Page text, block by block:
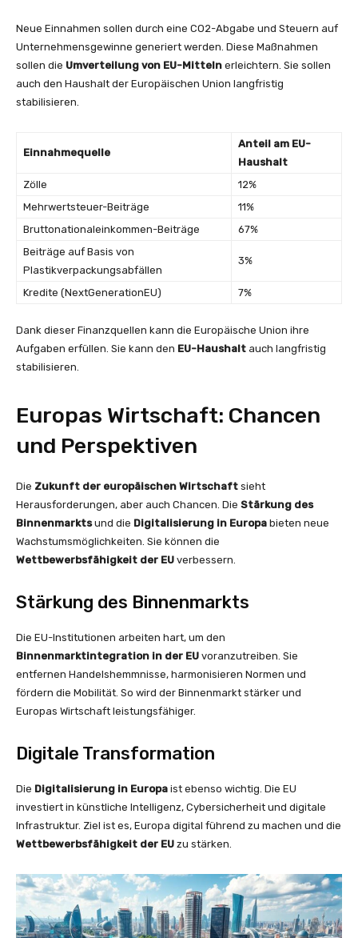
Neue Einnahmen sollen durch eine CO2-Abgabe und Steuern auf
Unternehmensgewinne generiert werden. Diese Maßnahmen
sollen die Umverteilung von EU-Mitteln erleichtern. Sie sollen
auch den Haushalt der Europäischen Union langfristig
stabilisieren.
Einnahmequelle
Anteil am EU-
Haushalt
Zölle
12%
Mehrwertsteuer-Beiträge
11%
Bruttonationaleinkommen-Beiträge
67%
Beiträge auf Basis von
Plastikverpackungsabfällen
3%
Kredite (NextGenerationEU) 7%
Dank dieser Finanzquellen kann die Europäische Union ihre
Aufgaben erfüllen. Sie kann den EU-Haushalt auch langfristig
stabilisieren.
Europas Wirtschaft: Chancen
und Perspektiven
Die Zukunft der europäischen Wirtschaft sieht
Herausforderungen, aber auch Chancen. Die Stärkung des
Binnenmarktsund die Digitalisierung in Europa bieten neue
Wachstumsmöglichkeiten. Sie können die
Wettbewerbsfähigkeit der EU verbessern.
Stärkung des Binnenmarkts
Die EU-Institutionen arbeiten hart, um den
Binnenmarktintegration in der EU voranzutreiben. Sie
entfernen Handelshemmnisse, harmonisieren Normen und
fördern die Mobilität. So wird der Binnenmarkt stärker und
Europas Wirtschaft leistungsfähiger.
Digitale Transformation
Die Digitalisierung in Europa ist ebenso wichtig. Die EU
investiert in künstliche Intelligenz, Cybersicherheit und digitale
Infrastruktur. Ziel ist es, Europa digital führend zu machen und die
Wettbewerbsfähigkeit der EU zu stärken.